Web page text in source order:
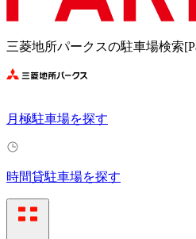
三菱地所パークスの駐車場検索
月極駐車場を探す
時間貸駐車場を探す